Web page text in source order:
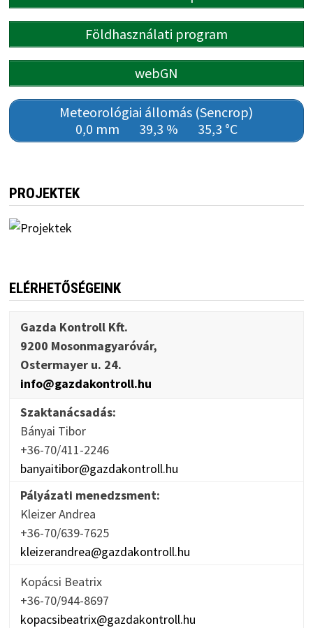
Földhasználati program
webGN
Meteorológiai állomás (Sencrop)
0,0 mm
39,3 % 35,3 °C
PROJEKTEK
ELÉRHETŐSÉGEINK
Gazda Kontroll Kft.
9200 Mosonmagyaróvár,
Ostermayer u. 24.
info@gazdakontroll.hu
Szaktanácsadás:
Bányai Tibor
+36-70/411-2246
banyaitibor@gazdakontroll.hu
Pályázati menedzsment:
Kleizer Andrea
+36-70/639-7625
kleizerandrea@gazdakontroll.hu
Kopácsi Beatrix
+36-70/944-8697
kopacsibeatrix@gazdakontroll.hu